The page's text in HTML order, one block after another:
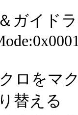
ガイド
ロをマ
替える